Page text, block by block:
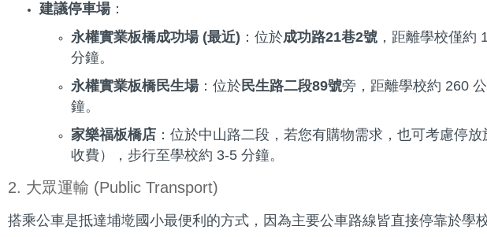
建議停車場：
永權實業板橋成功場 (最近) ：位於成功路21巷2號 ，距離學校僅約
分鐘。
永權實業板橋民生場：位於民生路二段89號旁，距離學校約 260
鐘。
家樂福板橋店 ：位於中山路二段，若您有購物需求，也可考慮停
收費），步行至學校約 3-5 分鐘。
2. 大眾運輸 (Public Transport)
搭乘公車是抵達埔墘國小最便利的方式，因為主要公車路線皆直接停靠於學